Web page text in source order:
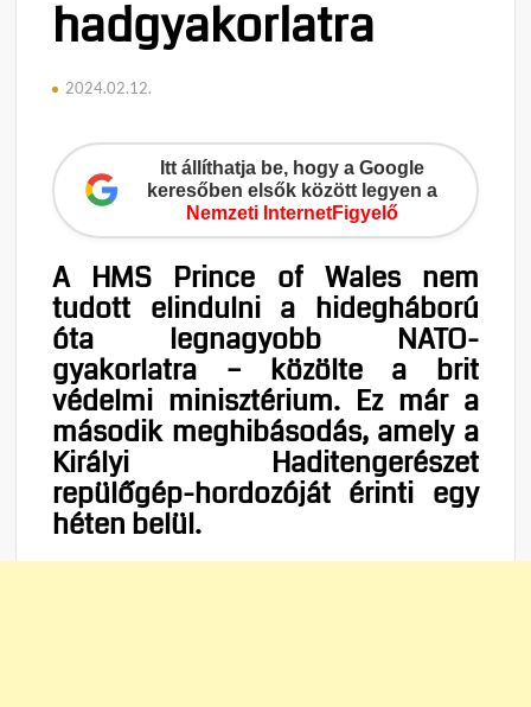
hadgyakorlatra
2024.02.12.
Itt állíthatja be, hogy a Google
keresőben elsők között legyen a
Nemzeti InternetFigyelő
A HMS Prince of Wales nem
tudott elindulni a hidegháború
óta legnagyobb NATO-
gyakorlatra – közölte a brit
védelmi minisztérium. Ez már a
második meghibásodás, amely a
Királyi Haditengerészet
repülőgép-hordozóját érinti egy
héten belül.